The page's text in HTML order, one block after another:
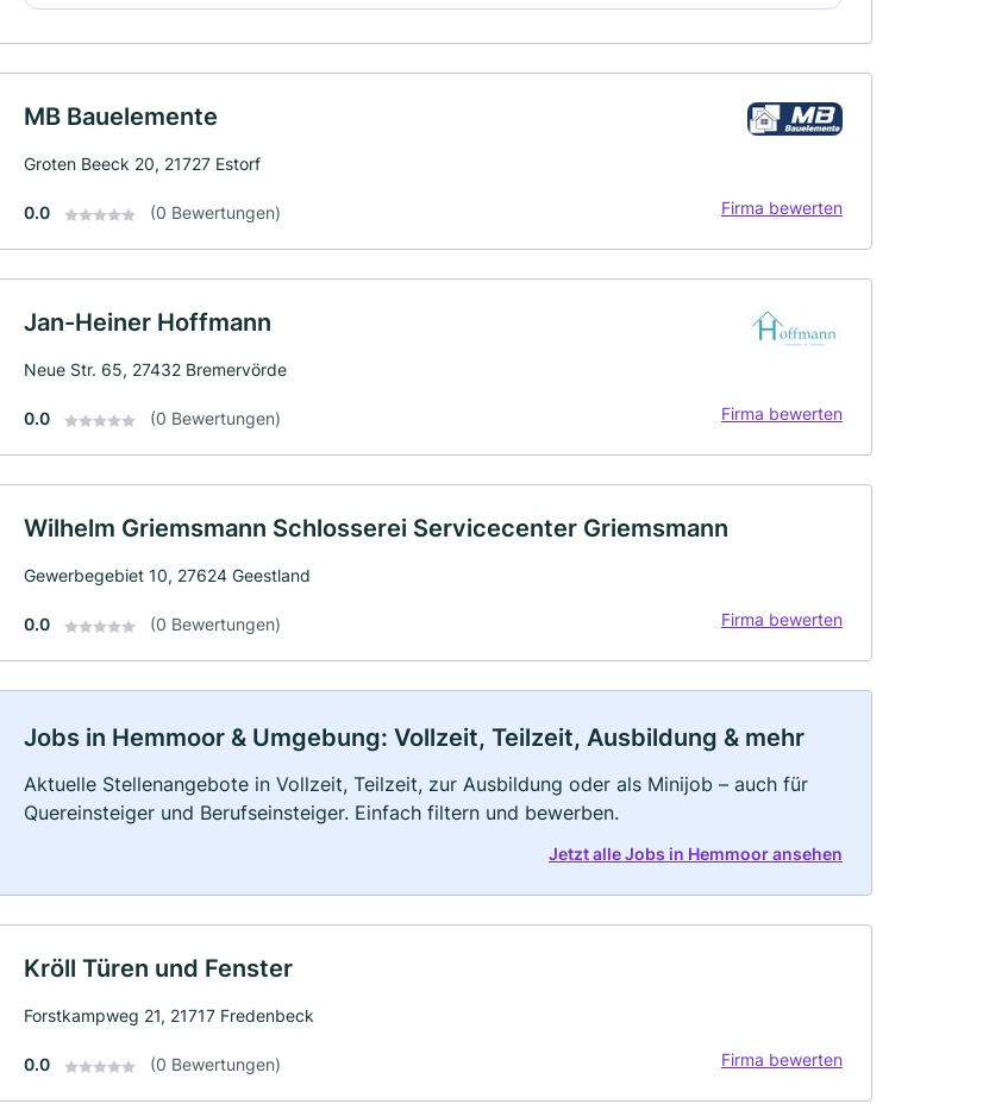
MB Bauelemente
Groten Beeck 20, 21727 Estorf
0.0 (0 Bewertungen) Firma bewerten
Jan-Heiner Hoffmann
Neue Str. 65, 27432 Bremervörde
0.0 (0 Bewertungen) Firma bewerten
Wilhelm Griemsmann Schlosserei Servicecenter Griemsmann
Gewerbegebiet 10, 27624 Geestland
0.0 (0 Bewertungen) Firma bewerten
Jobs in Hemmoor & Umgebung: Vollzeit, Teilzeit, Ausbildung & mehr
Aktuelle Stellenangebote in Vollzeit, Teilzeit, zur Ausbildung oder als Minijob – auch für
Quereinsteiger und Berufseinsteiger. Einfach filtern und bewerben.
Jetzt alle Jobs in Hemmoor ansehen
Kröll Türen und Fenster
Forstkampweg 21, 21717 Fredenbeck
0.0 (0 Bewertungen) Firma bewerten